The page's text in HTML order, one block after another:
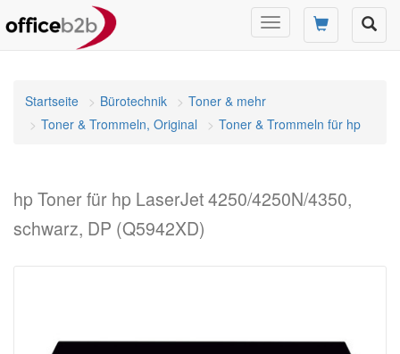
Navigation
umschalten
Startseite Bürotechnik
Toner & mehr
Toner & Trommeln, Original
Toner & Trommeln für hp
hp Toner für hp LaserJet 4250/4250N/4350,
schwarz, DP (Q5942XD)